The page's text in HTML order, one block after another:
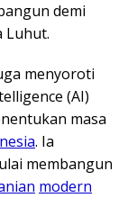
demi
Luhut.
menyoroti
(AI)
masa
. Ia
membangun
modern